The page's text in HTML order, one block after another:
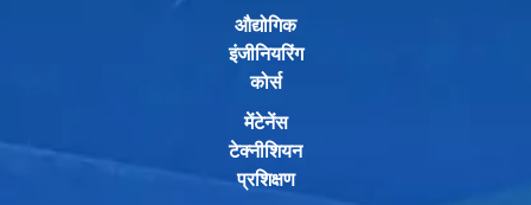
औद्योगिक
इंजीनियरिंग
कोर्स
मेंटेनेंस
टेक्नीशियन
प्रशिक्षण